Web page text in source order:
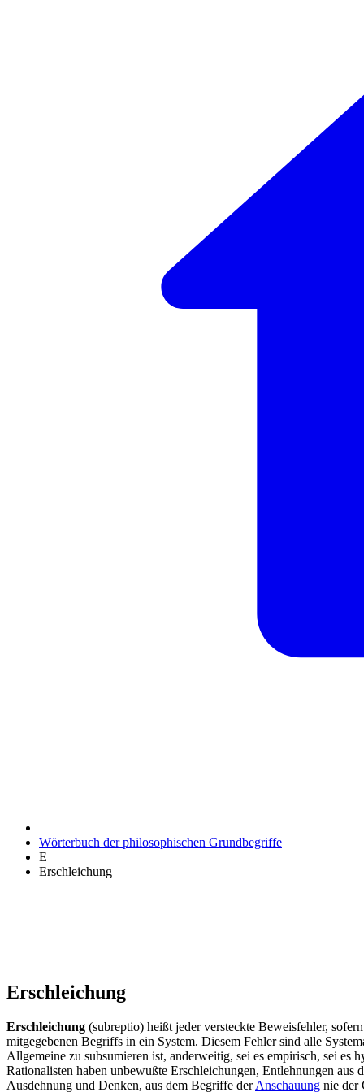
Wörterbuch der philosophischen Grundbegriffe
E
Erschleichung
Erschleichung
Erschleichung (subreptio) heißt jeder versteckte Beweisfehler,
mitgegebenen Begriffs in ein System. Diesem Fehler sind alle
Allgemeine zu subsumieren ist, anderweitig, sei es empirisch, sei es
Rationalisten haben unbewußte Erschleichungen, Entlehnungen
Ausdehnung und Denken, aus dem Begriffe derAnschauung nie der